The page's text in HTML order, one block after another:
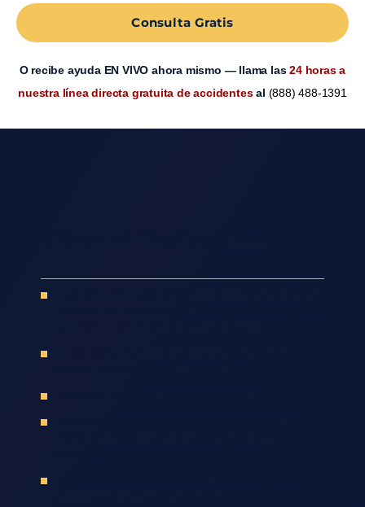
Consulta Gratis
O recibe ayuda EN VIVO ahora mismo — llama las24 horas a
nuestra línea directa gratuita de accidentesal (888) 488-1391